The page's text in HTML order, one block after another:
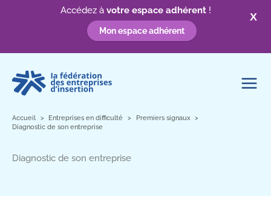
X
Accédez à votre espace adhérent!
Mon espace adhérent
contenu
Accueil Entreprises en difficulté
Premiers signaux
Diagnostic de son entreprise
Diagnostic de son entreprise